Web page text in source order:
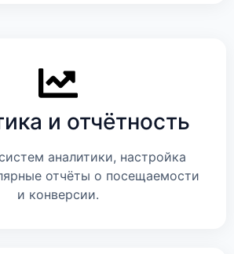
и отчётность
аналитики, настройка
отчёты о посещаемости
и конверсии.